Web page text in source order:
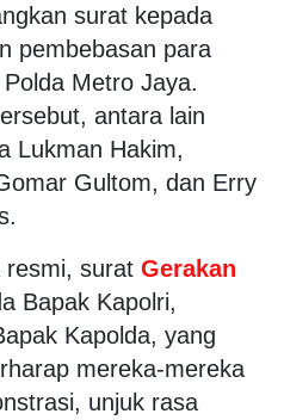
surat kepada
pembebasan para
Metro Jaya.
antara lain
Lukman Hakim,
Gultom, dan Erry
resmi, surat Gerakan
Bapak Kapolri,
Kapolda, yang
mereka-mereka
unjuk rasa